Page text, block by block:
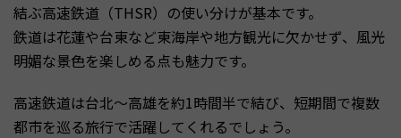
結ぶ高速鉄道（THSR）の使い分けが基本です。
鉄道は花蓮や台東など東海岸や地方観光に欠かせず、風光
明媚な景色を楽しめる点も魅力です。
高速鉄道は台北〜高雄を約1時間半で結び、短期間で複数
都市を巡る旅行で活躍してくれるでしょう。